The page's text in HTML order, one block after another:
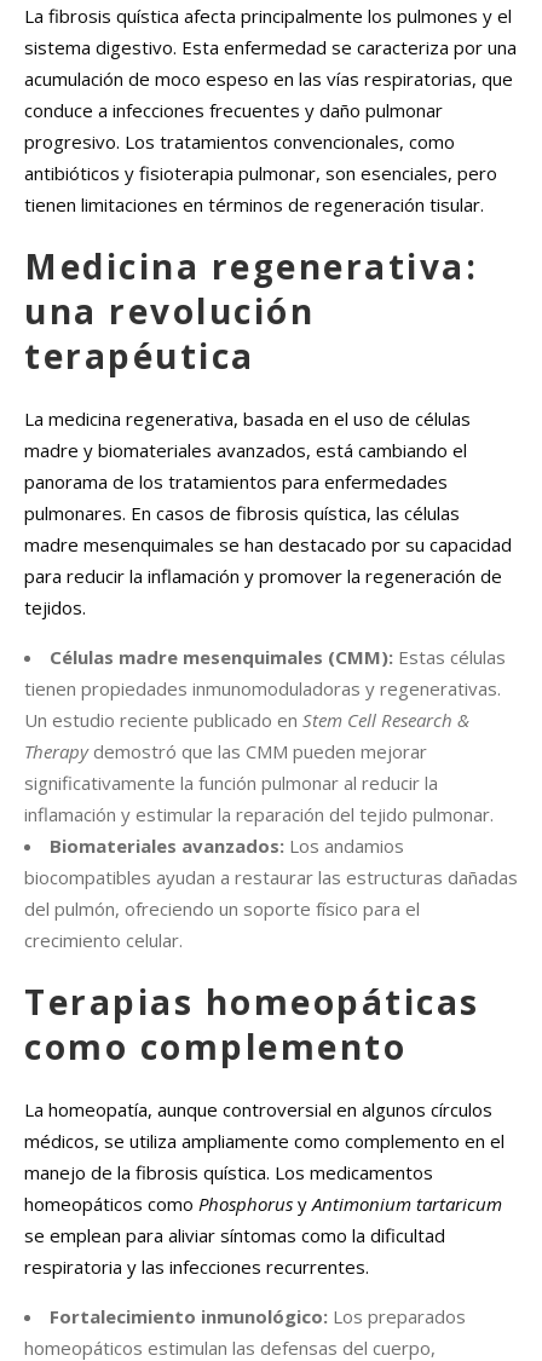
La fibrosis quística afecta principalmente los pulmones y el
sistema digestivo. Esta enfermedad se caracteriza por una
acumulación de moco espeso en las vías respiratorias, que
conduce a infecciones frecuentes y daño pulmonar
progresivo. Los tratamientos convencionales, como
antibióticos y fisioterapia pulmonar, son esenciales, pero
tienen limitaciones en términos de regeneración tisular.
Medicina regenerativa:
una revolución
terapéutica
La medicina regenerativa, basada en el uso de células
madre y biomateriales avanzados, está cambiando el
panorama de los tratamientos para enfermedades
pulmonares. En casos de fibrosis quística, las células
madre mesenquimales se han destacado por su capacidad
para reducir la inflamación y promover la regeneración de
tejidos.
Células madre mesenquimales (CMM): Estas células
tienen propiedades inmunomoduladoras y regenerativas.
Un estudio reciente publicado en Stem Cell Research &
Therapydemostró que las CMM pueden mejorar
significativamente la función pulmonar al reducir la
inflamación y estimular la reparación del tejido pulmonar.
Biomateriales avanzados: Los andamios
biocompatibles ayudan a restaurar las estructuras dañadas
del pulmón, ofreciendo un soporte físico para el
crecimiento celular.
Terapias homeopáticas
como complemento
La homeopatía, aunque controversial en algunos círculos
médicos, se utiliza ampliamente como complemento en el
manejo de la fibrosis quística. Los medicamentos
homeopáticos como Phosphorus yAntimonium tartaricum
se emplean para aliviar síntomas como la dificultad
respiratoria y las infecciones recurrentes.
Fortalecimiento inmunológico: Los preparados
homeopáticos estimulan las defensas del cuerpo,